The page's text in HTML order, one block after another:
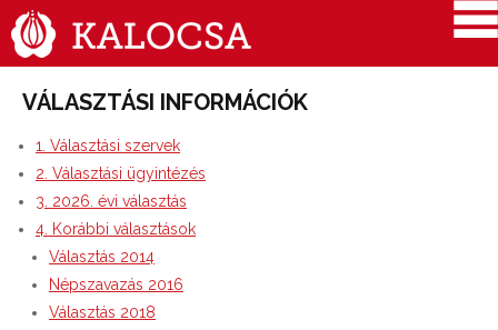
VÁLASZTÁSI INFORMÁCIÓK
1. Választási szervek
2. Választási ügyintézés
3. 2026. évi választás
4. Korábbi választások
Választás 2014
Népszavazás 2016
Választás 2018